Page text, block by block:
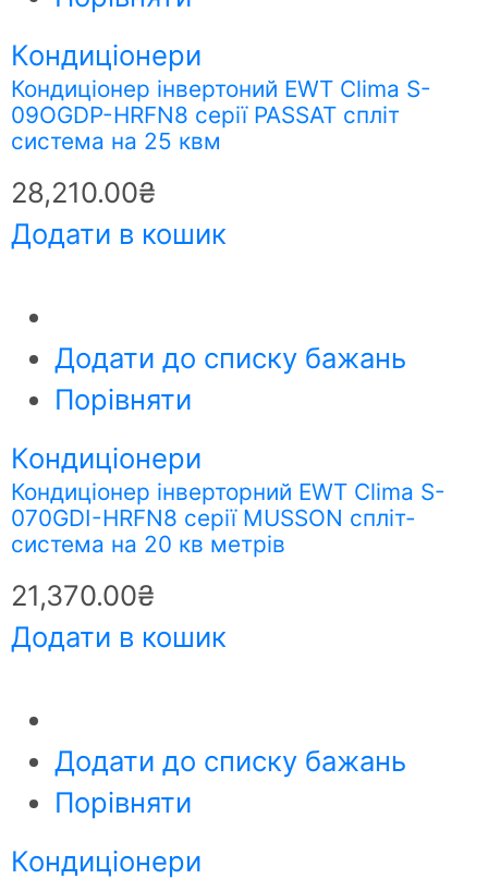
Кондиціонери
Кондиціонер інвертоний EWT Clima S-
09OGDP-HRFN8 серії PASSAT спліт
система на 25 квм
28,210.00₴
Додати в кошик
Додати до списку бажань
Порівняти
Кондиціонери
Кондиціонер інверторний EWT Clima S-
070GDI-HRFN8 серії MUSSON спліт-
система на 20 кв метрів
21,370.00₴
Додати в кошик
Додати до списку бажань
Порівняти
Кондиціонери